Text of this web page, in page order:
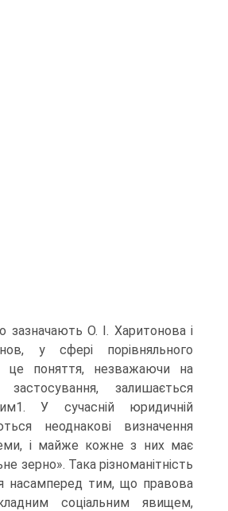
зазначають О. І. Харитонова і
у сфері порівняльного
це поняття, незважаючи на
залишається
У сучасній юридичній
неоднакові визначення
і майже кожне з них має
зерно». Така різноманітність
насамперед тим, що правова
соціальним явищем,